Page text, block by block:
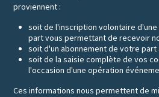
proviennent :
soit de l'inscription volontaire
part vous permettant de recevoir
soit d'un abonnement de votre part
soit de la saisie complète de vos
l'occasion d'une opération
Ces informations nous permettent de